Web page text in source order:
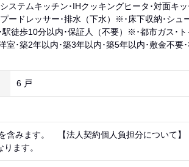
ステムキッチン･IHクッキングヒータ･対面キッ
ードレッサー･排水（下水）※･床下収納･シュ
徒歩10分以内･保証人（不要）※･都市ガス･ト
･築2年以内･築3年以内･築5年以内･敷金不要
6 戸
含みます。 【法人契約個人負担分について
ります。